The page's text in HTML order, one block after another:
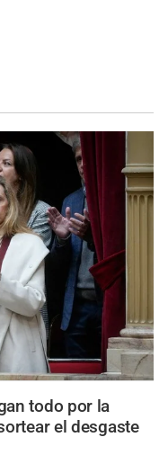
todo por la
el desgaste